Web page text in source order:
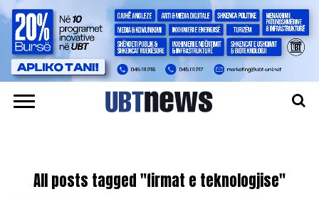
All posts tagged "firmat e teknologjise"